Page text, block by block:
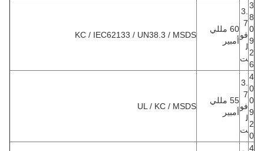
3
8
0
9
2
6
3.
7
فو
ل
ت
60 مللي
أمبير
KC / IEC62133 / UN38.3 / MSDS
4
0
0
9
2
0
3.
7
فو
ل
ت
55 مللي
أمبير
UL / KC / MSDS
4